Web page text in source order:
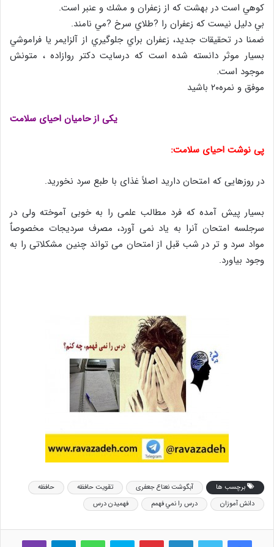
كوهي است در بهشت كه از زعفران و مشك و عنبر است.
بي دليل نيست كه زعفران را ?طلاي سرخ ?مي نامند.
ضمنا در تحقيقات جديد، زعفران براي جلوگيري از آلزايمر يا فراموشي
بسيار موثر دانسته شده است كه درسايت دكتر روازاده ، متونش
موجود است.
موفق و نمره٢٠ باشيد
یکی از حامیان احیای سلامت
پی نوشت احیای سلامت:
در روزهایی که امتحان دارید اصلاً غذای با طبع سرد نخورید.
بسیار پیش آمده که فرد مطالب علمی را به خوبی آموخته ولی در
سرجلسه امتحان آنرا به یاد نمی آورد، مصرف سردیجات مخصوصاٌ
مواد سرد و تر در شب قبل از امتحان می تواند چنین مشکلاتی را به
وجود بیاورد.
برچسب ها آبگوشت نعناع جعفری تقویت حافظه
حافظه
دانش آموزان
درس را نمي فهمم فهمیدن درس
فیس بوک لینکدین ‫پین‌ترست اسکایپ واتس آپ